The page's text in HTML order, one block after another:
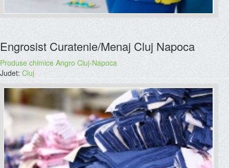
Engrosist Curatenie/Menaj Cluj Napoca
Produse chimice Angro Cluj-Napoca
Judet: Cluj